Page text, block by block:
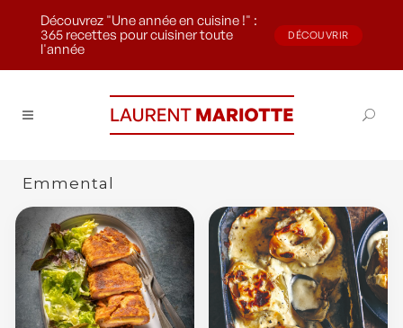
Découvrez "Une année en cuisine !" :
365 recettes pour cuisiner toute
l'année
DÉCOUVRIR
Emmental